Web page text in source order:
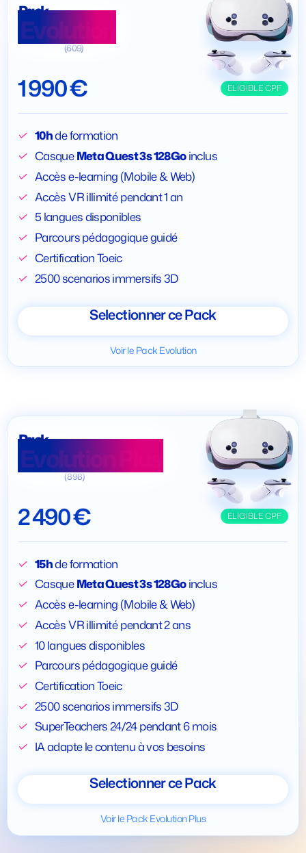
Pack
Evolution
(609)
1 990 € ELIGIBLE CPF
10hde formation
CasqueMeta Quest 3s 128Goinclus
Accès e-learning (Mobile & Web)
Accès VR illimité pendant 1 an
5 langues disponibles
Parcours pédagogique guidé
Certification Toeic
2500 scenarios immersifs 3D
Selectionner ce Pack
Voir le Pack Evolution
Pack
Evolution Plus
(898)
2 490 € ELIGIBLE CPF
15hde formation
CasqueMeta Quest 3s 128Goinclus
Accès e-learning (Mobile & Web)
Accès VR illimité pendant 2 ans
10 langues disponibles
Parcours pédagogique guidé
Certification Toeic
2500 scenarios immersifs 3D
SuperTeachers 24/24 pendant 6 mois
IA adapte le contenu à vos besoins
Selectionner ce Pack
Voir le Pack Evolution Plus